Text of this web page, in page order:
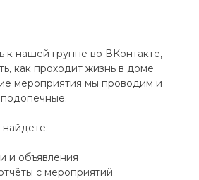
к нашей группе во ВКонтакте,
как проходит жизнь в доме
мероприятия мы проводим и
и объявления
с мероприятий